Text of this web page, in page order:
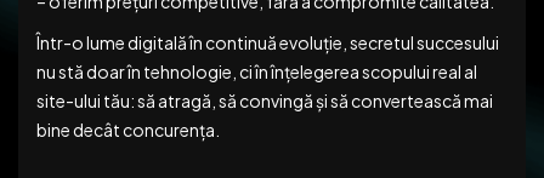
Într-o lume digitală în continuă evoluție, secretul succesului
nu stă doar în tehnologie, ci în înțelegerea scopului real al
site-ului tău: să atragă, să convingă și să convertească mai
bine decât concurența.